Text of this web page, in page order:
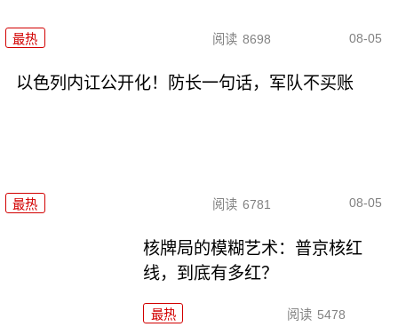
最热 阅读 8698 08-05
以色列内讧公开化！防长一句话，军队不买账
最热 阅读 6781 08-05
核牌局的模糊艺术：普京核红
线，到底有多红？
最热 阅读 5478